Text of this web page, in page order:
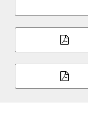
バンド幅
バンド調整可能サイ